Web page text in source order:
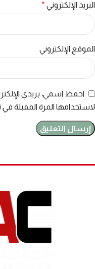
البريد الإلكتروني *
الموقع الإلكتروني
احفظ اسمي، بريدي
لاستخدامها المرة المقبلة في